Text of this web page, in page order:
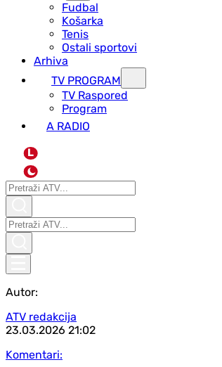
Fudbal
Košarka
Tenis
Ostali sportovi
Arhiva
TV PROGRAM
ТV Raspored
Program
A RADIO
L
Autor:
ATV redakcija
23.03.2026 21:02
Komentari: